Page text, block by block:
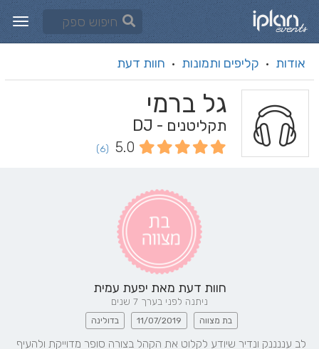
אודות · קליפים ותמונות · חוות דעת
גל ברמי
תקליטנים - DJ
5.0
(6)
חוות דעת מאת יפעת עמית
ניתנה לפני בערך 7 שנים
בת מצווה 11/07/2019 בדולינה